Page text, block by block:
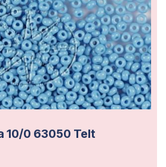
10/0 63050 Telt